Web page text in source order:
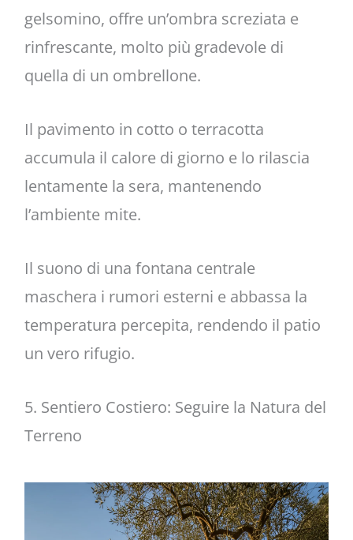
gelsomino, offre un’ombra screziata e
rinfrescante, molto più gradevole di
quella di un ombrellone.
Il pavimento in cotto o terracotta
accumula il calore di giorno e lo rilascia
lentamente la sera, mantenendo
l’ambiente mite.
Il suono di una fontana centrale
maschera i rumori esterni e abbassa la
temperatura percepita, rendendo il patio
un vero rifugio.
5. Sentiero Costiero: Seguire la Natura del
Terreno